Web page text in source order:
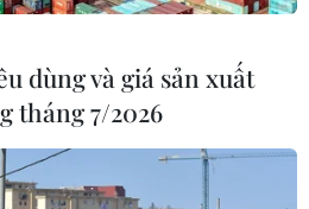
sinh không
thu, ép buộc
dùng và giá sản xuất
tháng 7/2026